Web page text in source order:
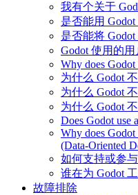
我有个关于
是否能用
是否能将
Godot 使用的
Why does Godot
为什么 Godot
为什么 Godot
为什么 Godot
Does Godot use
Why does
(Data-Oriented
如何支持或参
谁在为 Godot
故障排除